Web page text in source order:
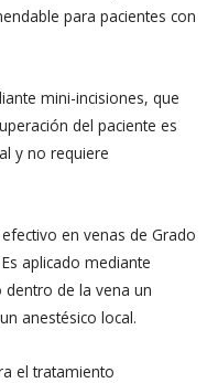
para pacientes con
mini-incisiones, que
del paciente es
y no requiere
en venas de Grado
aplicado mediante
de la vena un
anestésico local.
el tratamiento